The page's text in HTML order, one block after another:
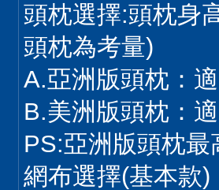
頭枕選擇:頭枕身
頭枕為考量)
A.亞洲版頭枕：
B.美洲版頭枕：
PS:亞洲版頭枕
網布選擇(基本款)